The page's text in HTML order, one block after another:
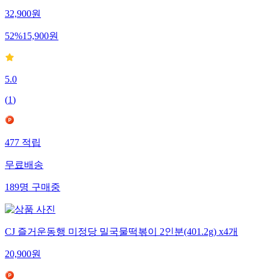
32,900원
52%15,900원
5.0
(1)
477 적립
무료배송
189명 구매중
CJ 즐거운동행 미정당 밀국물떡볶이 2인분(401.2g) x4개
20,900원